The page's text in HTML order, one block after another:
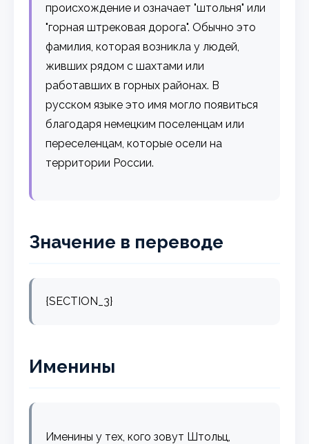
происхождение и означает "штольня" или
"горная штрековая дорога". Обычно это
фамилия, которая возникла у людей,
живших рядом с шахтами или
работавших в горных районах. В
русском языке это имя могло появиться
благодаря немецким поселенцам или
переселенцам, которые осели на
территории России.
Значение в переводе
{SECTION_3}
Именины
Именины у тех, кого зовут Штольц,